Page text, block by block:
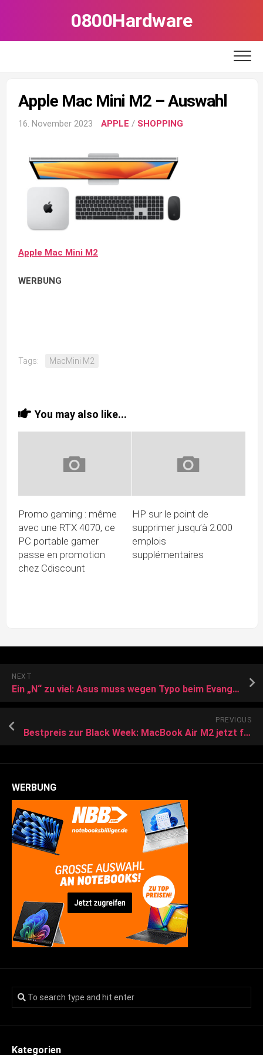
0800Hardware
Apple Mac Mini M2 – Auswahl
16. November 2023 APPLE / SHOPPING
Apple Mac Mini M2
WERBUNG
Tags: MacMini M2
You may also like...
Promo gaming : même
avec une RTX 4070, ce
PC portable gamer
passe en promotion
chez Cdiscount
HP sur le point de
supprimer jusqu’à 2.000
emplois
supplémentaires
NEXT
Ein „N“ zu viel: Asus muss wegen Typo beim Evangelion-Fan-Board nachbessern
PREVIOUS
Bestpreis zur Black Week: MacBook Air M2 jetzt für nur 1.079 Euro!
WERBUNG
Kategorien